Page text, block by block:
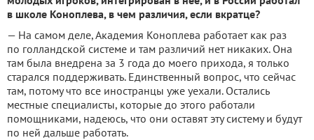
в школе Коноплева, в чем различия, если вкратце?
— На самом деле, Академия Коноплева работает как раз
по голландской системе и там различий нет никаких. Она
там была внедрена за 3 года до моего прихода, я только
старался поддерживать. Единственный вопрос, что сейчас
там, потому что все иностранцы уже уехали. Остались
местные специалисты, которые до этого работали
помощниками, надеюсь, что они оставят эту систему и будут
по ней дальше работать.